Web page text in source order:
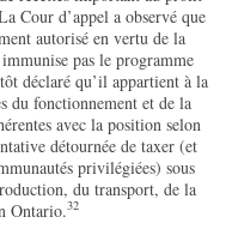
Cour d’appel a observé que
autorisé en vertu de la
pas le programme
déclaré qu’il appartient à la
du fonctionnement et de la
avec la position selon
détournée de taxer (et
privilégiées) sous
du transport, de la
Ontario.32